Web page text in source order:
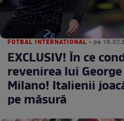
FOTBAL INTERNATIONAL • pe
EXCLUSIV! În ce
revenirea lui
Milano! Italienii
pe măsură